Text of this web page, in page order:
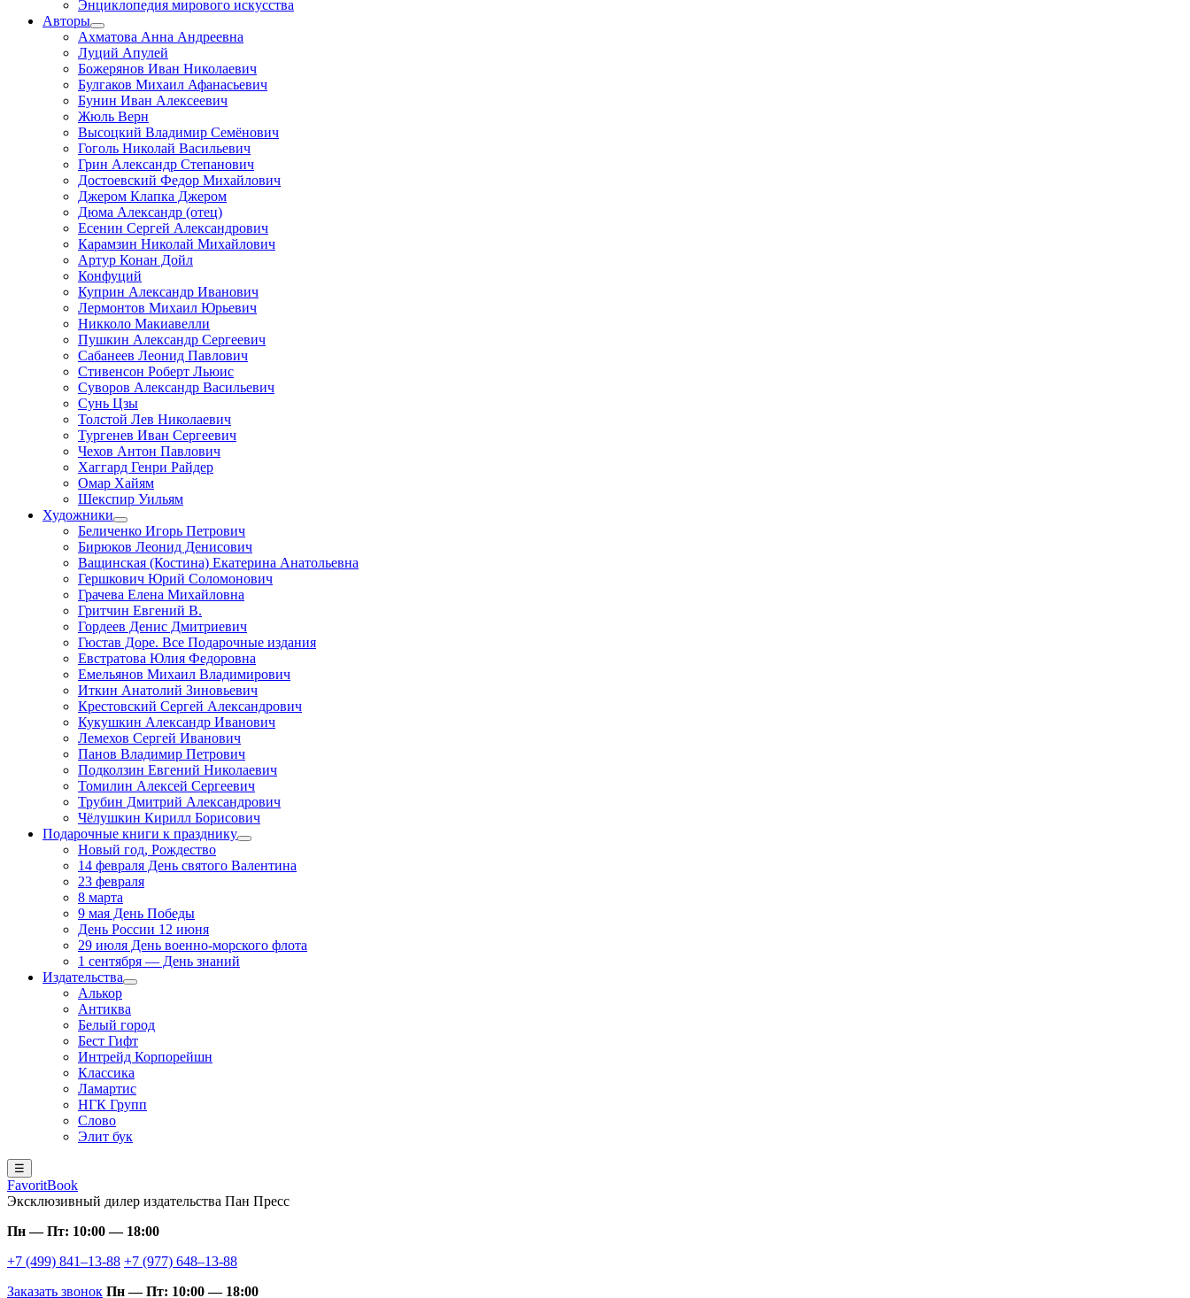
Энциклопедия мирового искусства
Авторы
Ахматова Анна Андреевна
Луций Апулей
Божерянов Иван Николаевич
Булгаков Михаил Афанасьевич
Бунин Иван Алексеевич
Жюль Верн
Высоцкий Владимир Семёнович
Гоголь Николай Васильевич
Грин Александр Степанович
Достоевский Федор Михайлович
Джером Клапка Джером
Дюма Александр (отец)
Есенин Сергей Александрович
Карамзин Николай Михайлович
Артур Конан Дойл
Конфуций
Куприн Александр Иванович
Лермонтов Михаил Юрьевич
Никколо Макиавелли
Пушкин Александр Сергеевич
Сабанеев Леонид Павлович
Стивенсон Роберт Льюис
Суворов Александр Васильевич
Сунь Цзы
Толстой Лев Николаевич
Тургенев Иван Сергеевич
Чехов Антон Павлович
Хаггард Генри Райдер
Омар Хайям
Шекспир Уильям
Художники
Беличенко Игорь Петрович
Бирюков Леонид Денисович
Ващинская (Костина) Екатерина Анатольевна
Гершкович Юрий Соломонович
Грачева Елена Михайловна
Гритчин Евгений В.
Гордеев Денис Дмитриевич
Гюстав Доре. Все Подарочные издания
Евстратова Юлия Федоровна
Емельянов Михаил Владимирович
Иткин Анатолий Зиновьевич
Крестовский Сергей Александрович
Кукушкин Александр Иванович
Лемехов Сергей Иванович
Панов Владимир Петрович
Подколзин Евгений Николаевич
Томилин Алексей Сергеевич
Трубин Дмитрий Александрович
Чёлушкин Кирилл Борисович
Подарочные книги к празднику
Новый год, Рождество
14 февраля День святого Валентина
23 февраля
8 марта
9 мая День Победы
День России 12 июня
29 июля День военно-морского флота
1 сентября — День знаний
Издательства
Алькор
Антиква
Белый город
Бест Гифт
Интрейд Корпорейшн
Классика
Ламартис
НГК Групп
Слово
Элит бук
☰
FavoritBook
Эксклюзивный дилер издательства Пан Пресс
Пн — Пт: 10:00 — 18:00
+7 (499) 841–13-88 +7 (977) 648–13-88
Заказать звонок Пн — Пт: 10:00 — 18:00